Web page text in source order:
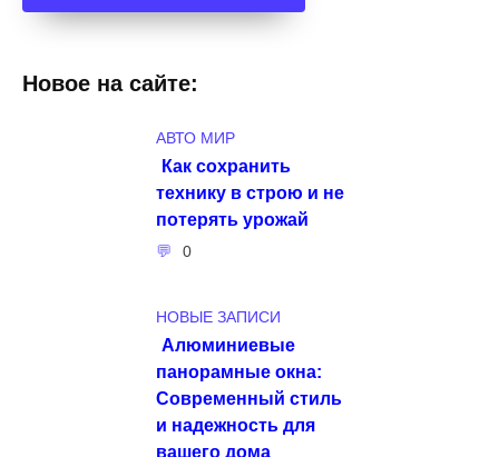
Новое на сайте:
АВТО МИР
Как сохранить
технику в строю и не
потерять урожай
0
НОВЫЕ ЗАПИСИ
Алюминиевые
панорамные окна:
Современный стиль
и надежность для
вашего дома